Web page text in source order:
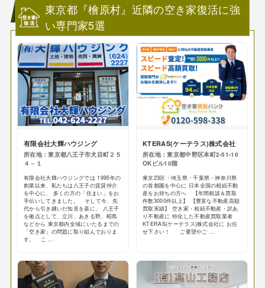
東京都『檜原村』近隣の空き家復活に強
い専門家5選
有限会社大輝ハウジング
所在地：東京都八王子市犬目町２５
４－１
有限会社大輝ハウジングでは 1995年の
創業以来、私たちは八王子の賃貸仲介
を中心に、 多くの方の「住まい」をお
手伝いしてきました。 そして今、先
代から引き継いだ知見を基に、 八王子
を拠点として、立川、あきる野、昭島
などから 東京都内全域にいたるまでの
「空き家」の問題に取り組んでおりま
す。 こ ...
KTERAS(ケーテラス)株式会社
所在地：東京都中野区本町2-51-10
OKビル10階
東京23区・埼玉県・千葉県・神奈川県
の首都圏を中心に 日本全国の相続不動
産をお持ちの方へ 【年間相談＆買取
件数3000件以上】 【豊富な不動産高額
買取実績】 空き家・相続不動産・訳あ
り不動産に 特化した不動産買取業者
KTERAS(ケーテラス)株式会社に お任
せ下さい！ ご要望やご ...